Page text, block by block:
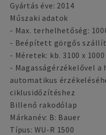
Gyártás éve: 2014
Műszaki adatok
- Max. terhelhetőség:
- Beépített görgős
- Méretek: kb. 3100 x
- Magasságérzékelővel a
automatikus
ciklusidőzítéshez
Billenő rakodólap
Márkanév: B: Bauer
Típus: WU-R 1500